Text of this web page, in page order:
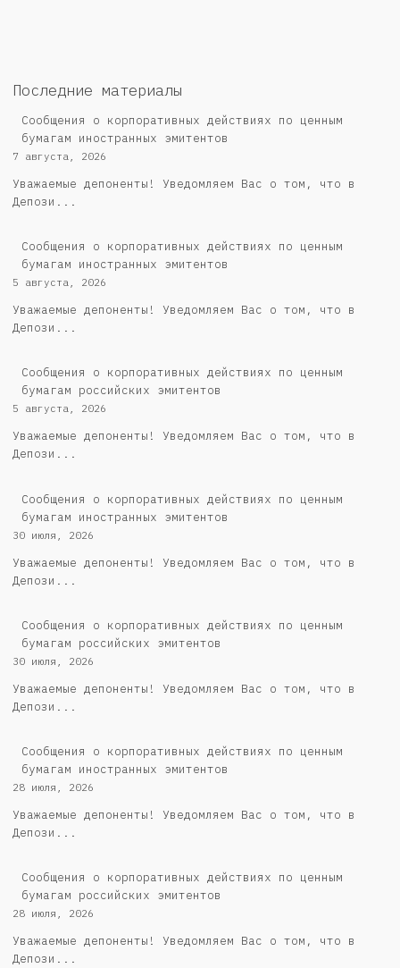
Последние материалы
Сообщения о корпоративных действиях по ценным
бумагам иностранных эмитентов
7 августа, 2026
Уважаемые депоненты! Уведомляем Вас о том, что в
Депози...
Сообщения о корпоративных действиях по ценным
бумагам иностранных эмитентов
5 августа, 2026
Уважаемые депоненты! Уведомляем Вас о том, что в
Депози...
Cообщения о корпоративных действиях по ценным
бумагам российских эмитентов
5 августа, 2026
Уважаемые депоненты! Уведомляем Вас о том, что в
Депози...
Сообщения о корпоративных действиях по ценным
бумагам иностранных эмитентов
30 июля, 2026
Уважаемые депоненты! Уведомляем Вас о том, что в
Депози...
Cообщения о корпоративных действиях по ценным
бумагам российских эмитентов
30 июля, 2026
Уважаемые депоненты! Уведомляем Вас о том, что в
Депози...
Сообщения о корпоративных действиях по ценным
бумагам иностранных эмитентов
28 июля, 2026
Уважаемые депоненты! Уведомляем Вас о том, что в
Депози...
Cообщения о корпоративных действиях по ценным
бумагам российских эмитентов
28 июля, 2026
Уважаемые депоненты! Уведомляем Вас о том, что в
Депози...